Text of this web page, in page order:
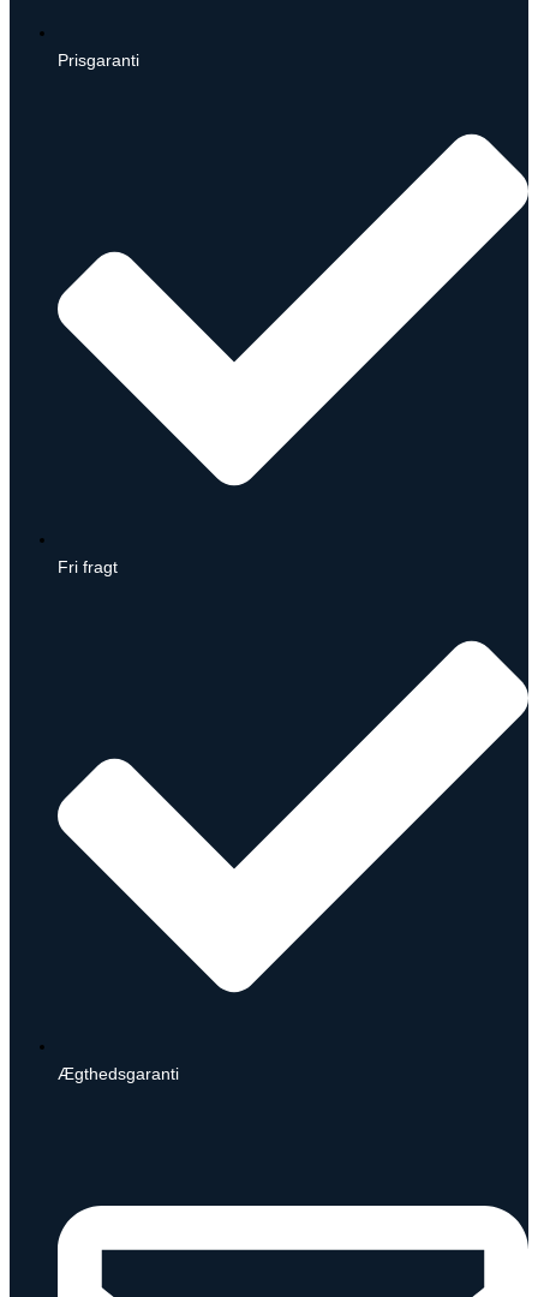
Prisgaranti
Fri fragt
Ægthedsgaranti